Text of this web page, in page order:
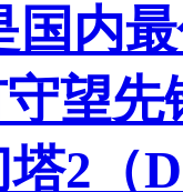
国内
望
塔2（